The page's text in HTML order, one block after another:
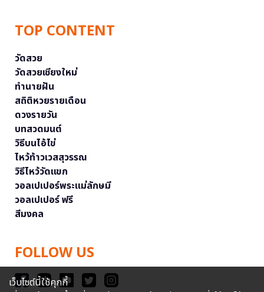
TOP CONTENT
วัดสวย
วัดสวยเชียงใหม่
ทำนายฝัน
สถิติหวยรายเดือน
ดวงรายวัน
บทสวดมนต์
วิธีบนไอ้ไข่
ไหว้ท้าวเวสสุวรรณ
วิธีไหว้วัดแขก
วอลเปเปอร์พระแม่ลักษมี
วอลเปเปอร์ ฟรี
สีมงคล
FOLLOW US
เว็บไซต์นี้ใช้คุกกี้